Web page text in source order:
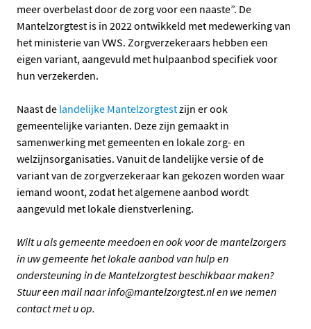
meer overbelast door de zorg voor een naaste”. De
Mantelzorgtest is in 2022 ontwikkeld met medewerking van
het ministerie van VWS. Zorgverzekeraars hebben een
eigen variant, aangevuld met hulpaanbod specifiek voor
hun verzekerden.
Naast de landelijke Mantelzorgtest zijn er ook
gemeentelijke varianten. Deze zijn gemaakt in
samenwerking met gemeenten en lokale zorg- en
welzijnsorganisaties. Vanuit de landelijke versie of de
variant van de zorgverzekeraar kan gekozen worden waar
iemand woont, zodat het algemene aanbod wordt
aangevuld met lokale dienstverlening.
Wilt u als gemeente meedoen en ook voor de mantelzorgers
in uw gemeente het lokale aanbod van hulp en
ondersteuning in de Mantelzorgtest beschikbaar maken?
Stuur een mail naar info@mantelzorgtest.nl en we nemen
contact met u op.